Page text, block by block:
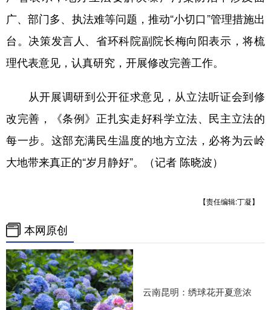
广、部门多、执法难等问题，推动“小切口”管理措施出
台。决策发言人、省环科院副院长梅向阳表示，将梳
理代表意见，认真研究，开展修改完善工作。
从开展调研到公开征求意见，从立法听证会到修
改完善，《条例》正扎实走好科学立法、民主立法的
每一步。这部充满民生温度的地方立法，必将为云岭
大地带来真正的“岁月静好”。（记者 陈晓波）
【责任编辑:丁凝】
本网原创
云南昆明：绣球花开夏意浓